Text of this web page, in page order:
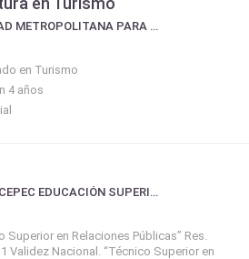
UNIVERSIDAD METROPOLITANA PARA LA EDUCACION Y EL TRABAJO (UMET)
en Turismo
4 años
LA SUISSE CEPEC EDUCACIÓN SUPERIOR
Superior en Relaciones Públicas” Res.
Validez Nacional. “Técnico Superior en